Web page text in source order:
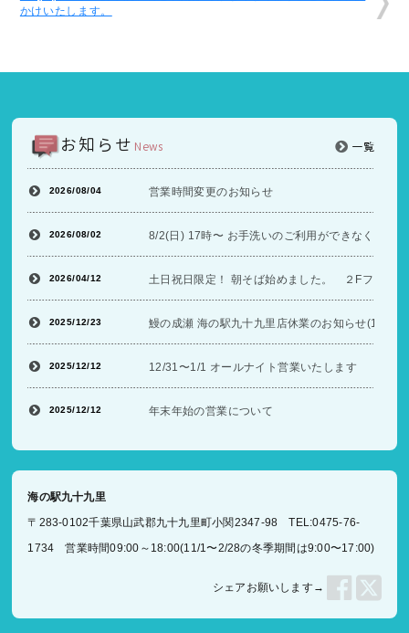
かけいたします。
お知らせ News 一覧
2026/08/04 営業時間変更のお知らせ
2026/08/02 8/2(日) 17時〜 お手洗いのご利用ができなくなり
2026/04/12 土日祝日限定！ 朝そば始めました。 ２Fフード
2025/12/23 鰻の成瀬 海の駅九十九里店休業のお知らせ(12/26
2025/12/12 12/31〜1/1 オールナイト営業いたします
2025/12/12 年末年始の営業について
海の駅九十九里
〒283-0102千葉県山武郡九十九里町小関2347-98 TEL:0475-76-
1734 営業時間09:00～18:00(11/1〜2/28の冬季期間は9:00〜17:00)
シェアお願いします→